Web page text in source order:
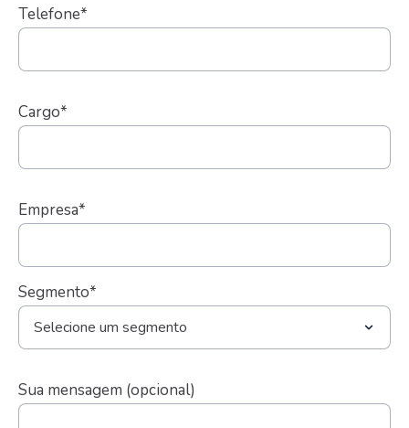
Telefone*
Cargo*
Empresa*
Segmento*
Sua mensagem (opcional)